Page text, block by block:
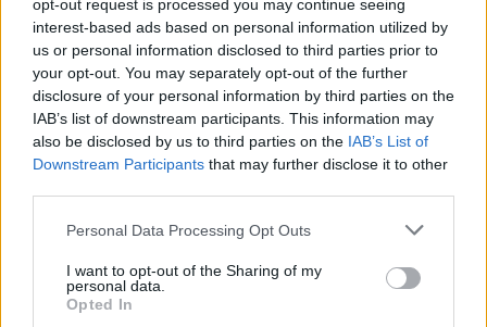
opt-out request is processed you may continue seeing
interest-based ads based on personal information utilized by
us or personal information disclosed to third parties prior to
your opt-out. You may separately opt-out of the further
disclosure of your personal information by third parties on the
IAB’s list of downstream participants. This information may
also be disclosed by us to third parties on the IAB’s List of
Downstream Participants that may further disclose it to other
Personal Data Processing Opt Outs
I want to opt-out of the Sharing of my
personal data.
Opted In
Spielaccount besitzt, bitte registriere Dich neu.
Wir freuen uns auf Deinen nächsten Besuch in
unserem Forum!„Zum Spiel“
Leben Liebe Freude und Leichtigkeit...auf geht's, lasst Uns im 35. ten
Wohnzimmer weiterrocken :)
Bela486
Beiträge: 54.076 Zustimmungen: 152.089 Punkte für Erfolge: 6.000
4 Mai 2026
Sweet_Bubble
Lebende Forenlegende
Beiträge:
159.852 Zustimmungen: 685.374
Punkte für Erfolge:
6.000